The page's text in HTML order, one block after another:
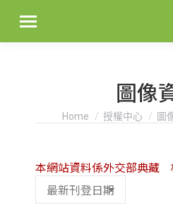
圖像
You are here:
Home 授權中心 圖
本網站資料係外交部典藏